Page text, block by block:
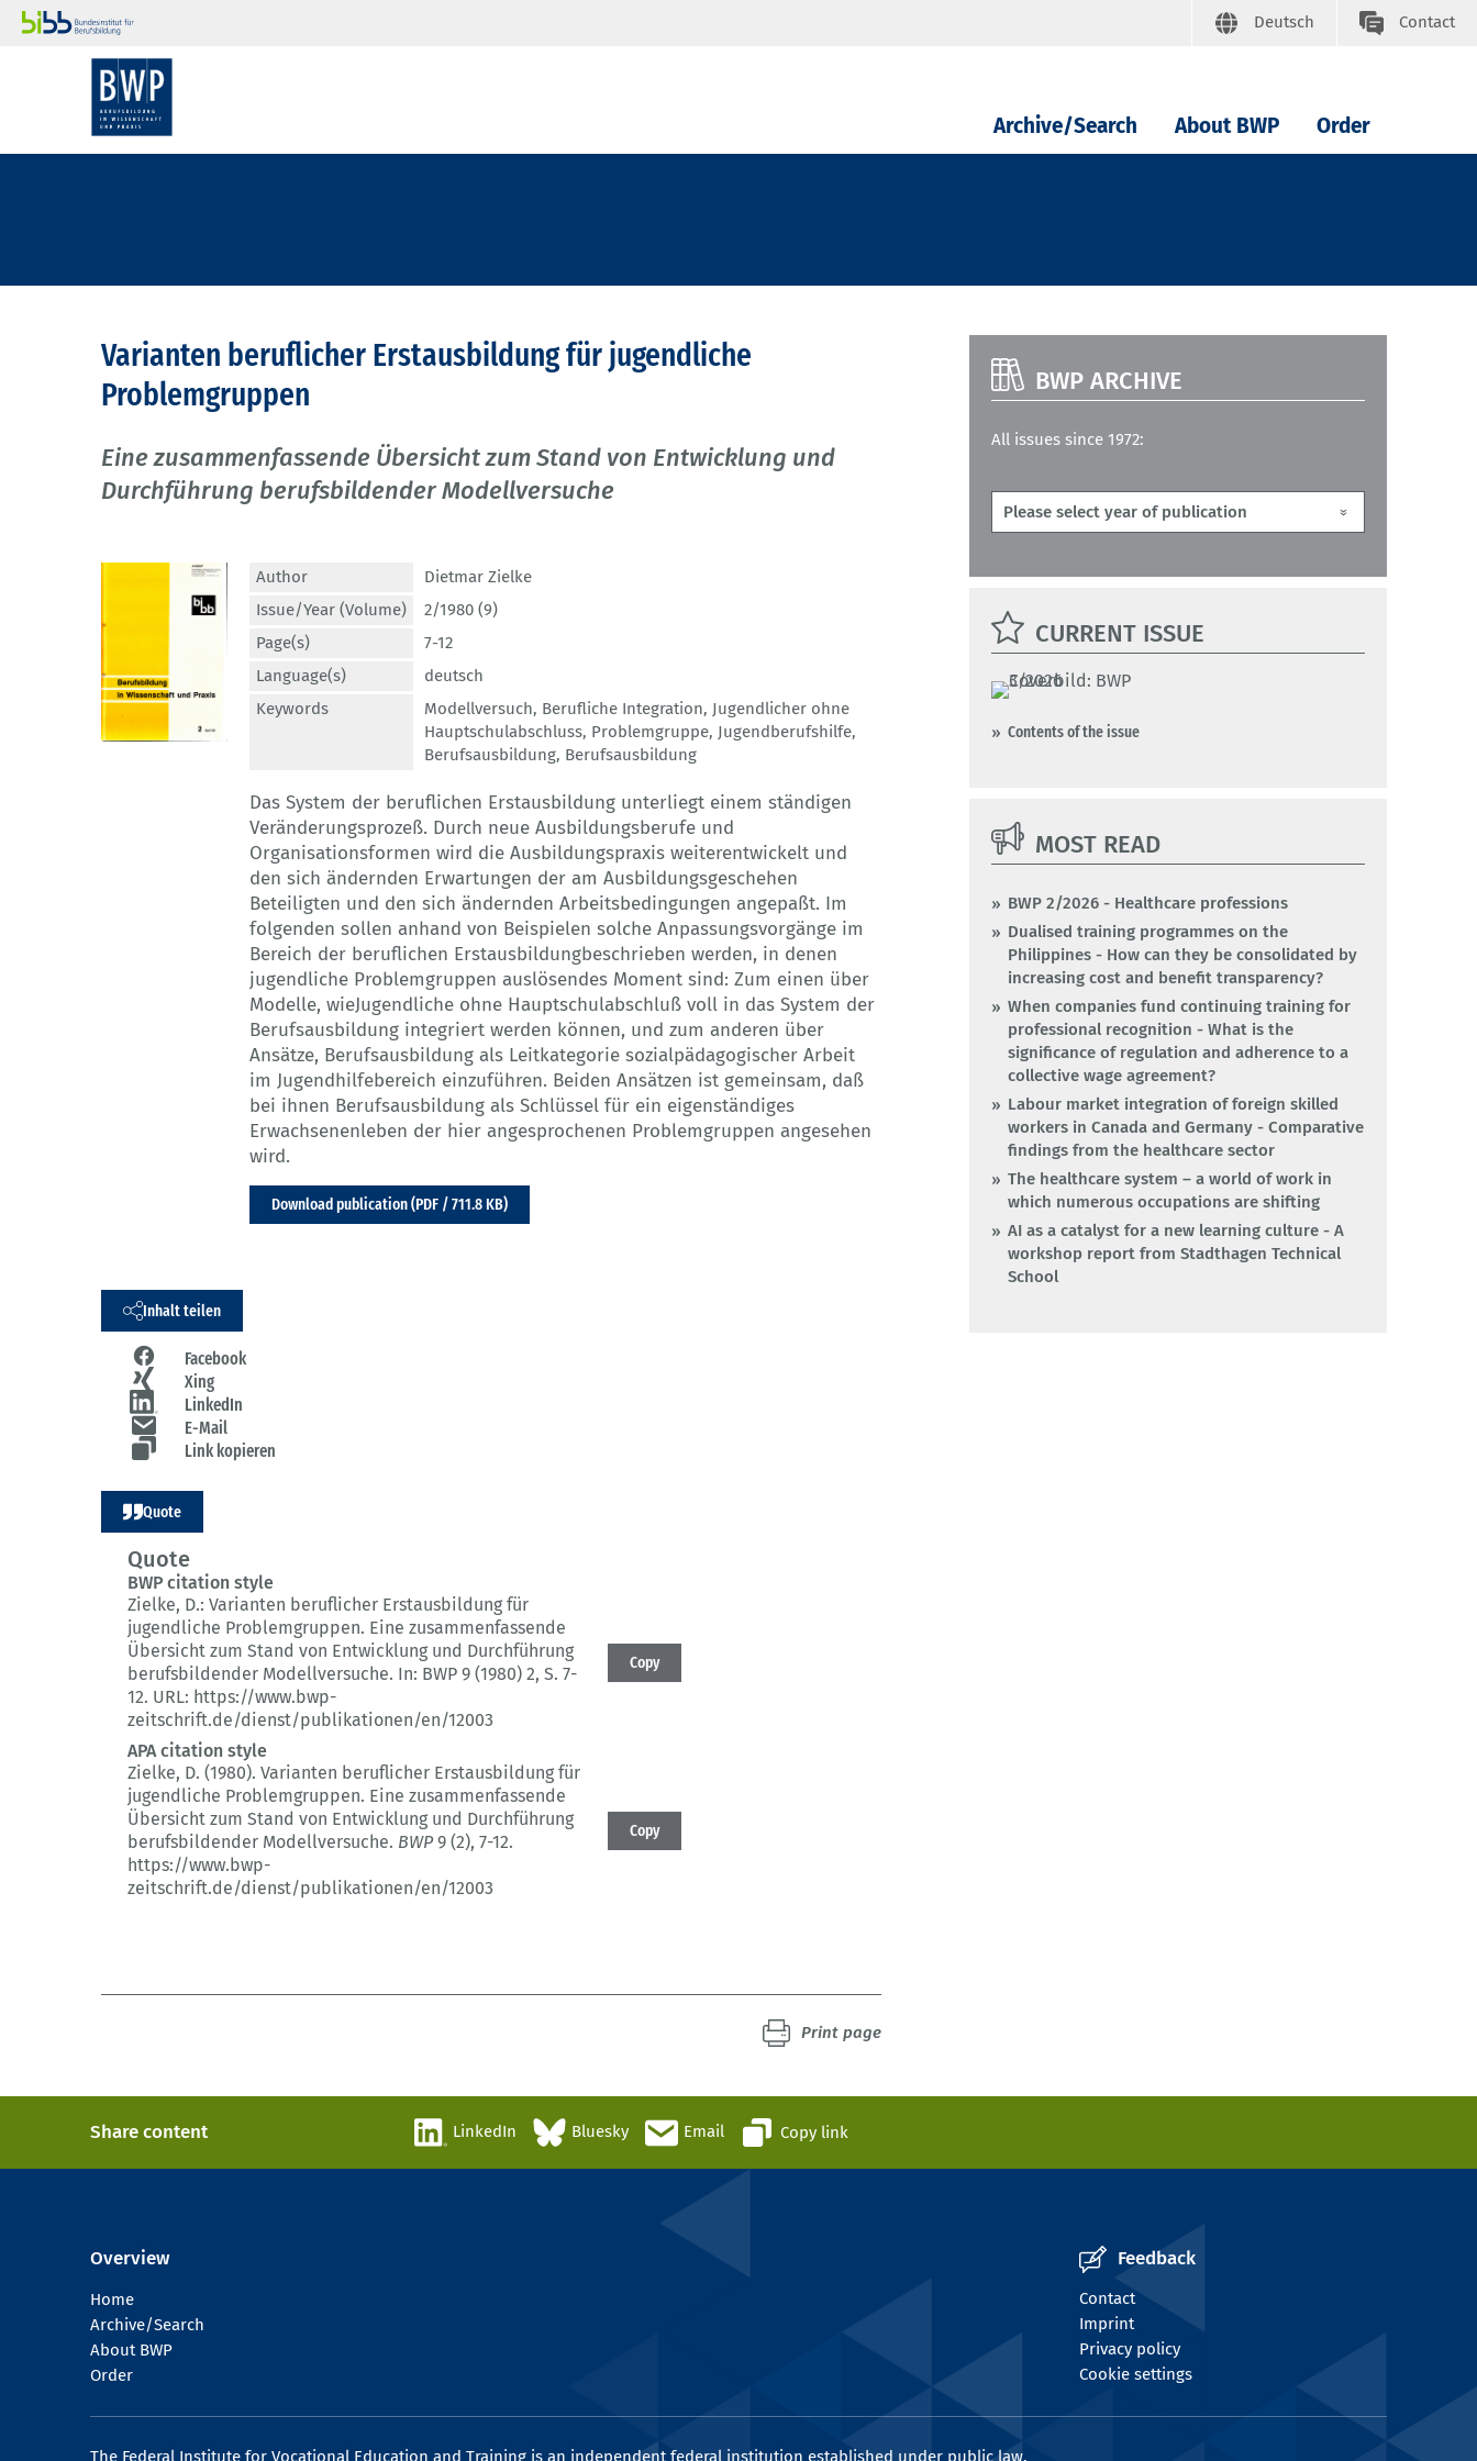
Deutsch Contact
Archive/Search About BWP Order
Varianten beruflicher Erstausbildung für jugendliche
Problemgruppen
Eine zusammenfassende Übersicht zum Stand von Entwicklung und
Durchführung berufsbildender Modellversuche
Author
Dietmar Zielke
Issue/Year (Volume)
2/1980 (9)
Page(s)
7-12
Language(s)
deutsch
Keywords
Modellversuch, Berufliche Integration, Jugendlicher ohne
Hauptschulabschluss, Problemgruppe, Jugendberufshilfe,
Berufsausbildung, Berufsausbildung
Das System der beruflichen Erstausbildung unterliegt einem ständigen
Veränderungsprozeß. Durch neue Ausbildungsberufe und
Organisationsformen wird die Ausbildungspraxis weiterentwickelt und
den sich ändernden Erwartungen der am Ausbildungsgeschehen
Beteiligten und den sich ändernden Arbeitsbedingungen angepaßt. Im
folgenden sollen anhand von Beispielen solche Anpassungsvorgänge im
Bereich der beruflichen Erstausbildungbeschrieben werden, in denen
jugendliche Problemgruppen auslösendes Moment sind: Zum einen über
Modelle, wieJugendliche ohne Hauptschulabschluß voll in das System der
Berufsausbildung integriert werden können, und zum anderen über
Ansätze, Berufsausbildung als Leitkategorie sozialpädagogischer Arbeit
im Jugendhilfebereich einzuführen. Beiden Ansätzen ist gemeinsam, daß
bei ihnen Berufsausbildung als Schlüssel für ein eigenständiges
Erwachsenenleben der hier angesprochenen Problemgruppen angesehen
wird.
Download publication (PDF / 711.8 KB)
Inhalt teilen
Facebook
Xing
LinkedIn
E-Mail
Link kopieren
Quote
Quote
BWP citation style
Zielke, D.: Varianten beruflicher Erstausbildung für
jugendliche Problemgruppen. Eine zusammenfassende
Übersicht zum Stand von Entwicklung und Durchführung
berufsbildender Modellversuche. In: BWP 9 (1980) 2, S. 7-
12. URL: https://www.bwp-
zeitschrift.de/dienst/publikationen/en/12003
Copy
APA citation style
Zielke, D. (1980). Varianten beruflicher Erstausbildung für
jugendliche Problemgruppen. Eine zusammenfassende
Übersicht zum Stand von Entwicklung und Durchführung
berufsbildender Modellversuche. BWP9 (2), 7-12.
https://www.bwp-
zeitschrift.de/dienst/publikationen/en/12003
Copy
Print page
BWP ARCHIVE
All issues since 1972:
CURRENT ISSUE
Contents of the issue
MOST READ
BWP 2/2026 - Healthcare professions
Dualised training programmes on the
Philippines - How can they be consolidated by
increasing cost and benefit transparency?
When companies fund continuing training for
professional recognition - What is the
significance of regulation and adherence to a
collective wage agreement?
Labour market integration of foreign skilled
workers in Canada and Germany - Comparative
findings from the healthcare sector
The healthcare system – a world of work in
which numerous occupations are shifting
AI as a catalyst for a new learning culture - A
workshop report from Stadthagen Technical
School
Share content LinkedIn Bluesky Email Copy link
Overview
Home
Archive/Search
About BWP
Order
Feedback
Contact
Imprint
Privacy policy
Cookie settings
The Federal Institute for Vocational Education and Training is an independent federal institution established under public law.